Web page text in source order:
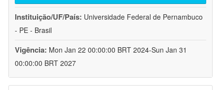
Instituição/UF/País: Universidade Federal de Pernambuco
- PE - Brasil
Vigência: Mon Jan 22 00:00:00 BRT 2024-Sun Jan 31
00:00:00 BRT 2027